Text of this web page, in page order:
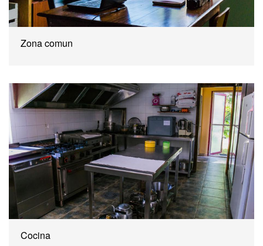
Zona comun
Cocina